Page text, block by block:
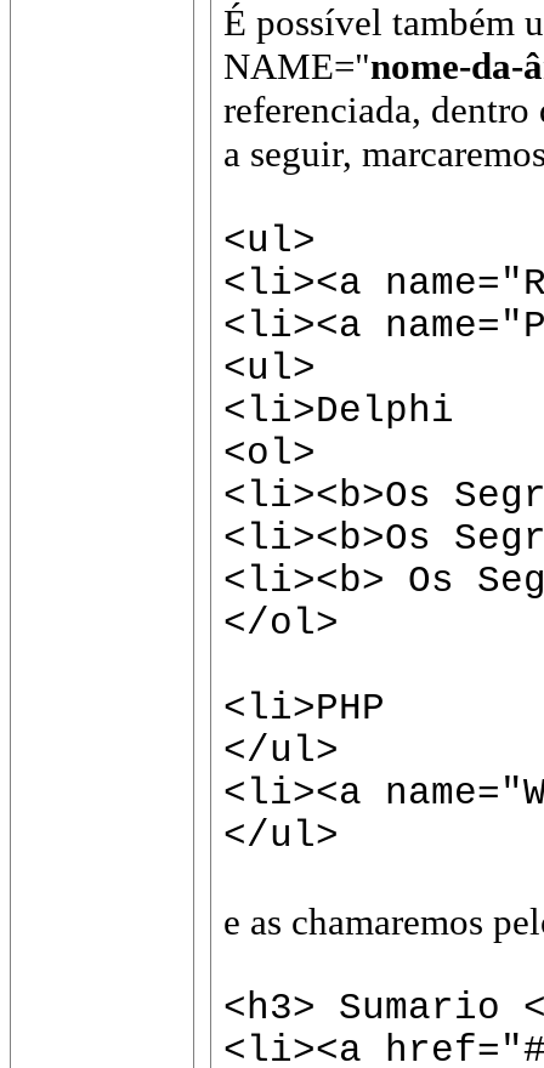
É possível também
NAME="nome-da-
referenciada,
a seguir,
<ul>
<li><a
<li><a
<ul>
<li>Delphi
<ol>
<li><b>Os
<li><b>Os
<li><b> Os
</ol>
<li>PHP
</ul>
<li><a
</ul>
e as chamaremos
<h3> Sumario
<li><a